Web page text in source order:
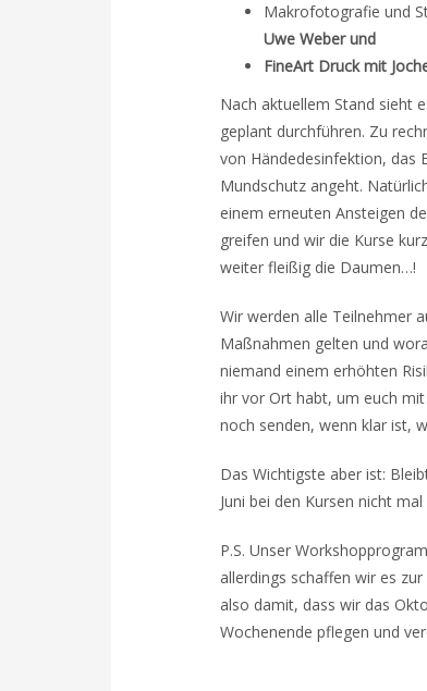
Makrofotografie und
Uwe Weber und
FineArt Druck mit
Nach aktuellem Stand sieht
geplant durchführen. Zu
von Händedesinfektion, das
Mundschutz angeht.
einem erneuten Ansteigen
greifen und wir die Kurse
weiter fleißig die Daumen…!
Wir werden alle Teilnehmer
Maßnahmen gelten und
niemand einem erhöhten
ihr vor Ort habt, um euch
noch senden, wenn klar ist,
Das Wichtigste aber ist:
Juni bei den Kursen nicht
P.S. Unser
allerdings schaffen wir es
also damit, dass wir das
Wochenende pflegen und